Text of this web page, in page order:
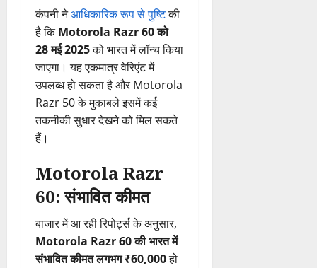
कंपनी नेआधिकारिक रूप से पुष्टिकी
है किMotorola Razr 60 को
28 मई 2025को भारत में लॉन्च किया
जाएगा। यह एकमात्र वेरिएंट में
उपलब्ध हो सकता है और Motorola
Razr 50 के मुकाबले इसमें कई
तकनीकी सुधार देखने को मिल सकते
हैं।
Motorola Razr
60: संभावित कीमत
बाजार में आ रही रिपोर्ट्स के अनुसार,
Motorola Razr 60 की भारत में
संभावित कीमत लगभग ₹60,000हो